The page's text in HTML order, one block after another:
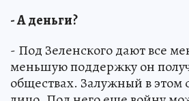
- А деньги?
- Под Зеленского дают все
меньшую поддержку он
обществах. Залужный в этом